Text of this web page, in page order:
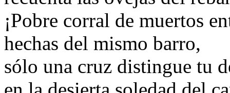
¡Pobre corral de muertos
hechas del mismo barro,
sólo una cruz distingue tu